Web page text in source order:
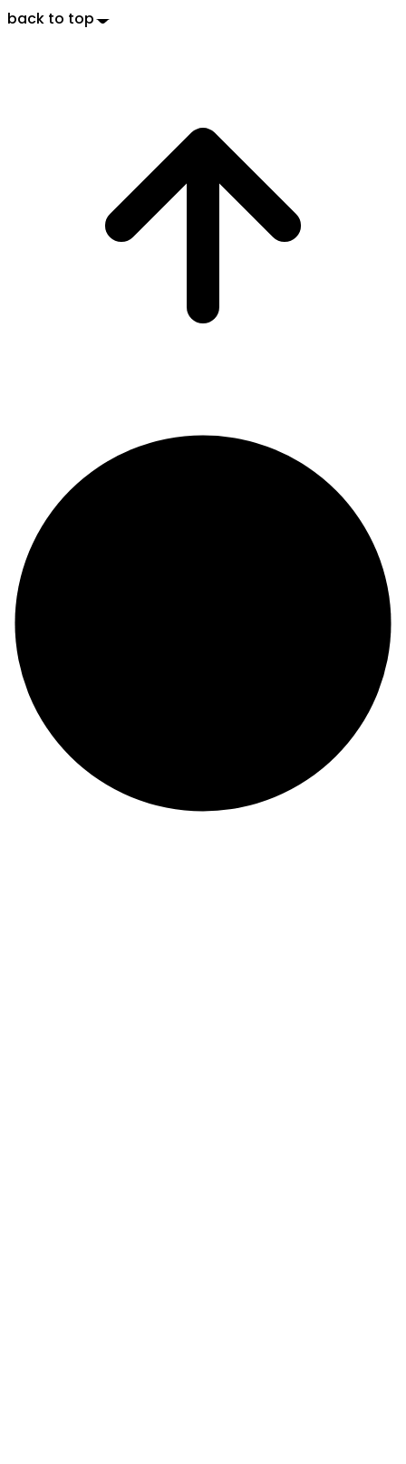
back to top